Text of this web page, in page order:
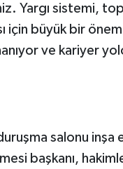
Yargı sistemi,
için büyük bir
ve kariyer
salonu
başkanı,